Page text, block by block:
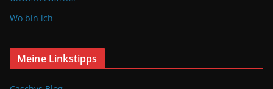
Wo bin ich
Meine Linkstipps